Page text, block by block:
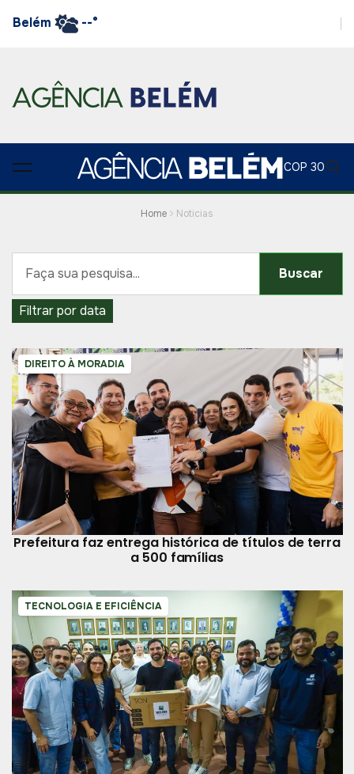
Belém --°
COP 30
Home Noticias
Buscar
Filtrar por data
DIREITO À MORADIA
Prefeitura faz entrega histórica de títulos de terra
a 500 famílias
TECNOLOGIA E EFICIÊNCIA